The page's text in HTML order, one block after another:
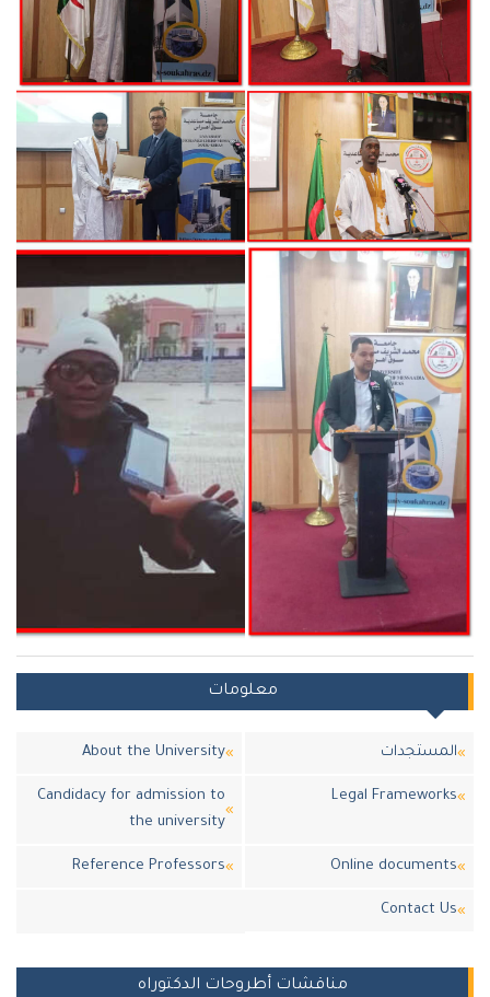
معلومات
المستجدات About the University
Legal Frameworks
Candidacy for admission to
the university
Online documents
Reference Professors
Contact Us
مناقشات أطروحات الدكتوراه